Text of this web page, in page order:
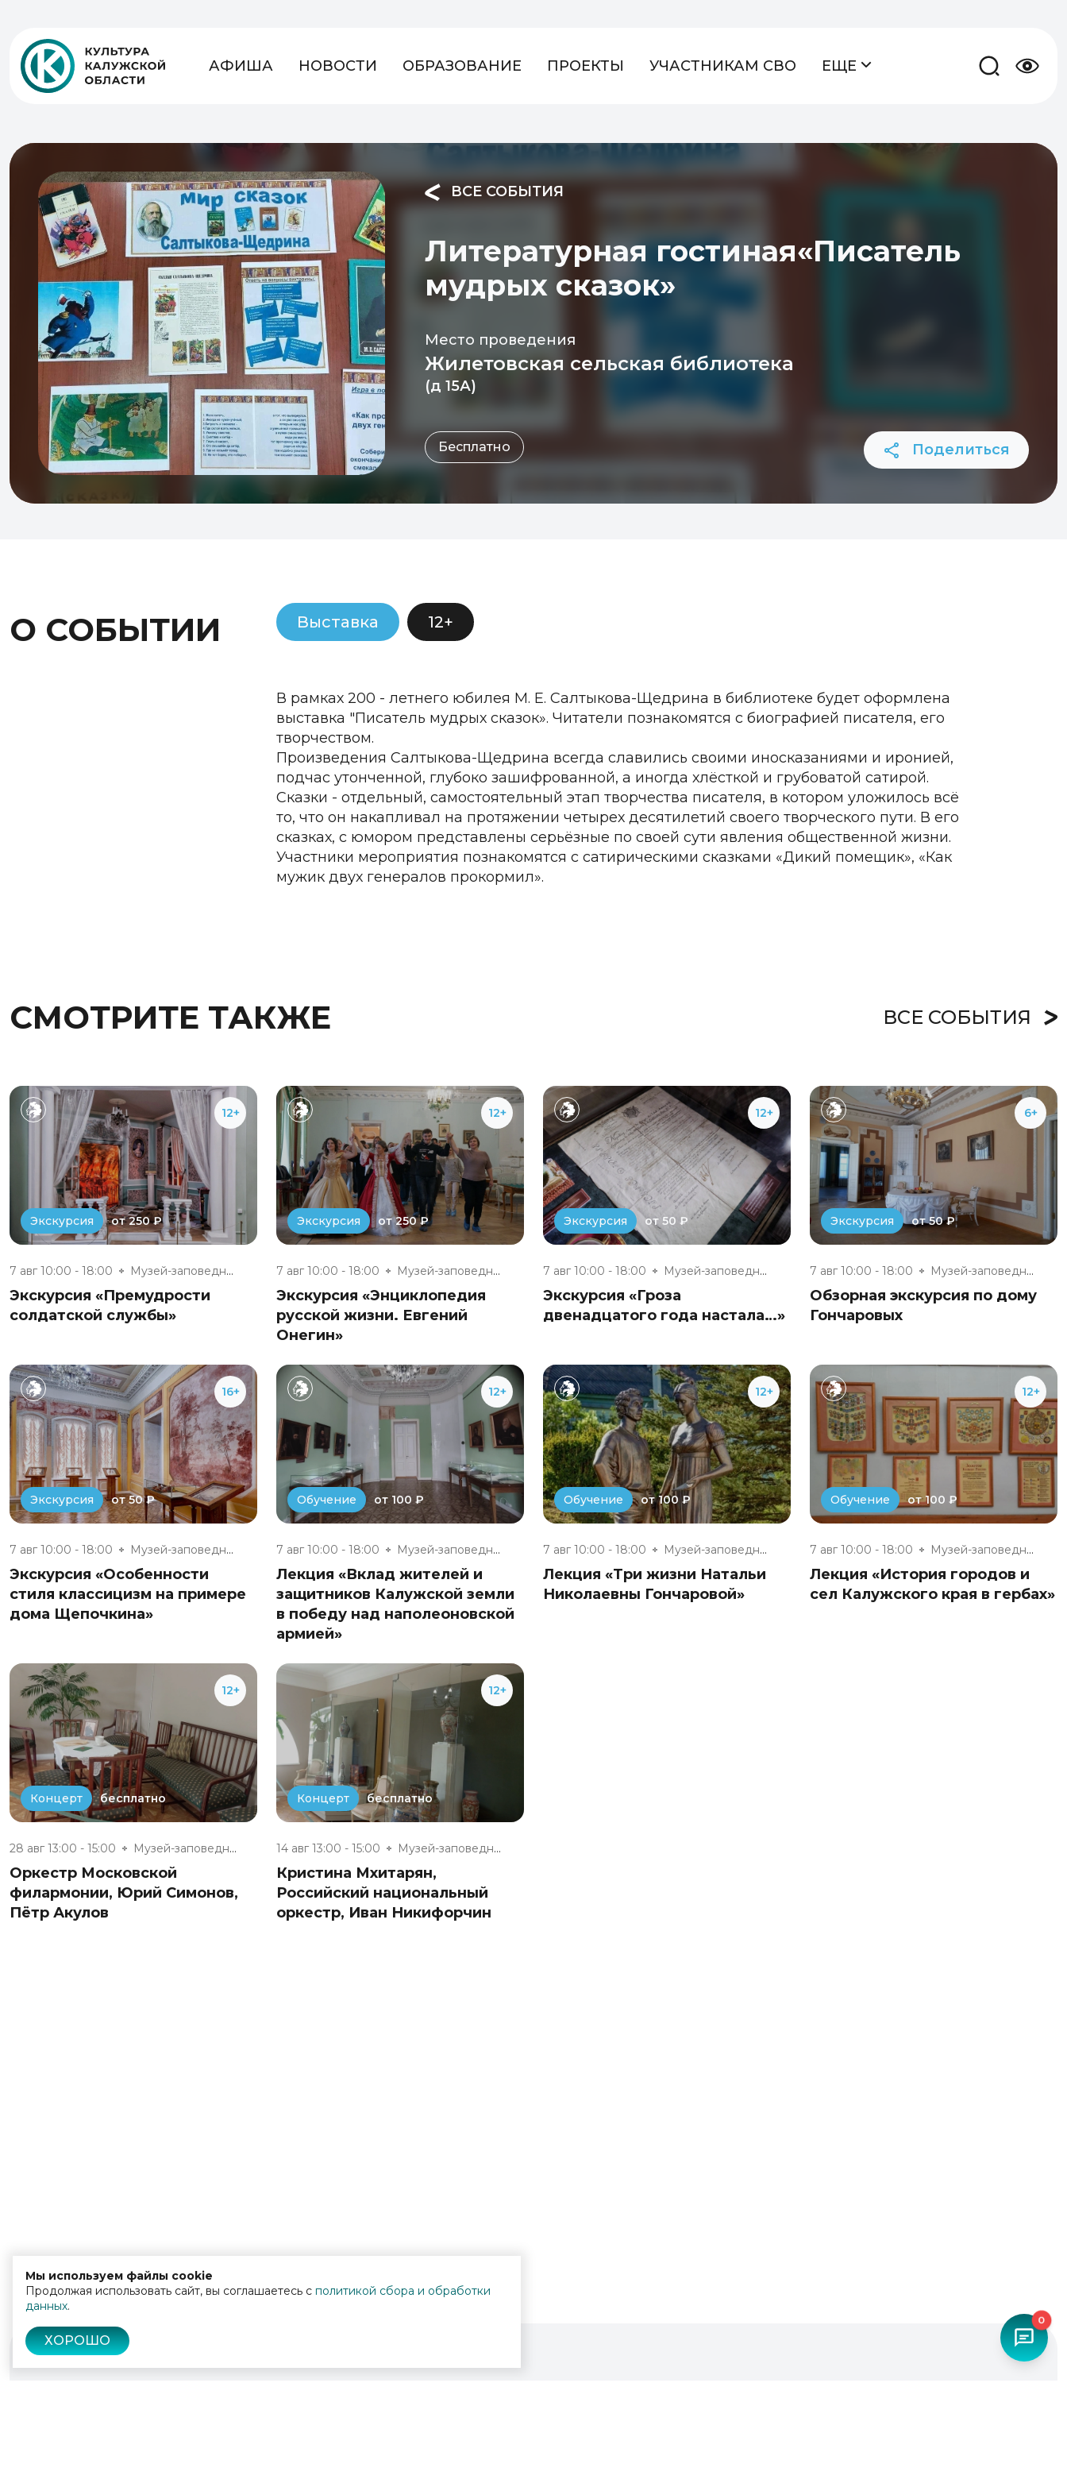
АФИША НОВОСТИ ОБРАЗОВАНИЕ ПРОЕКТЫ УЧАСТНИКАМ СВО ЕЩЕ
ВСЕ СОБЫТИЯ
Литературная гостиная«Писатель
мудрых сказок»
Место проведения
Жилетовская сельская библиотека
(д 15А)
Бесплатно Поделиться
О СОБЫТИИ Выставка 12+
В рамках 200 - летнего юбилея М. Е. Салтыкова-Щедрина в библиотеке будет оформлена
выставка "Писатель мудрых сказок». Читатели познакомятся с биографией писателя, его
творчеством.
Произведения Салтыкова-Щедрина всегда славились своими иносказаниями и иронией,
подчас утонченной, глубоко зашифрованной, а иногда хлёсткой и грубоватой сатирой.
Сказки - отдельный, самостоятельный этап творчества писателя, в котором уложилось всё
то, что он накапливал на протяжении четырех десятилетий своего творческого пути. В его
сказках, с юмором представлены серьёзные по своей сути явления общественной жизни.
Участники мероприятия познакомятся с сатирическими сказками «Дикий помещик», «Как
мужик двух генералов прокормил».
СМОТРИТЕ ТАКЖЕ ВСЕ СОБЫТИЯ
12+
Экскурсия от 250 ₽
7 авг 10:00 - 18:00 Музей-заповедник «Полотняный З...
Экскурсия «Премудрости
солдатской службы»
12+
Экскурсия от 250 ₽
7 авг 10:00 - 18:00 Музей-заповедник «Полотняный З...
Экскурсия «Энциклопедия
русской жизни. Евгений
Онегин»
12+
Экскурсия от 50 ₽
7 авг 10:00 - 18:00 Музей-заповедник «Полотняный З...
Экскурсия «Гроза
двенадцатого года настала…»
6+
Экскурсия от 50 ₽
7 авг 10:00 - 18:00 Музей-заповедник «Полотняный З...
Обзорная экскурсия по дому
Гончаровых
16+
Экскурсия от 50 ₽
7 авг 10:00 - 18:00 Музей-заповедник «Полотняный З...
Экскурсия «Особенности
стиля классицизм на примере
дома Щепочкина»
12+
Обучение от 100 ₽
7 авг 10:00 - 18:00 Музей-заповедник «Полотняный З...
Лекция «Вклад жителей и
защитников Калужской земли
в победу над наполеоновской
армией»
12+
Обучение от 100 ₽
7 авг 10:00 - 18:00 Музей-заповедник «Полотняный З...
Лекция «Три жизни Натальи
Николаевны Гончаровой»
12+
Обучение от 100 ₽
7 авг 10:00 - 18:00 Музей-заповедник «Полотняный З...
Лекция «История городов и
сел Калужского края в гербах»
12+
Концерт бесплатно
28 авг 13:00 - 15:00 Музей-заповедник «Полотняный З...
Оркестр Московской
филармонии, Юрий Симонов,
Пётр Акулов
12+
Концерт бесплатно
14 авг 13:00 - 15:00 Музей-заповедник «Полотняный З...
Кристина Мхитарян,
Российский национальный
оркестр, Иван Никифорчин
Мы используем файлы cookie
Продолжая использовать сайт, вы соглашаетесь с политикой сбора и обработки
данных.
ХОРОШО
0